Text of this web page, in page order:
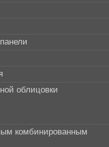
облицовки
комбинированным